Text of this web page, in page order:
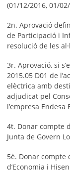
(01/12/2016, 01/
2n. Aprovació
de Participació i
resolució de les
3r. Aprovació, si
2015.05 D01 de
elèctrica amb
adjudicat pel
l’empresa Endesa
4t. Donar compte
Junta de Govern
5è. Donar
d’Economia i